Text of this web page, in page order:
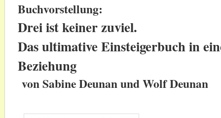
Buchvorstellung:
Drei ist keiner zuviel.
Das ultimative Einsteigerbuch in
Beziehung
von Sabine Deunan und Wolf Deunan